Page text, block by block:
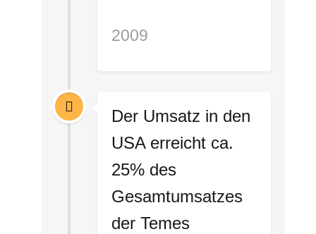
2009
Der Umsatz in den
USA erreicht ca.
25% des
Gesamtumsatzes
der Temes